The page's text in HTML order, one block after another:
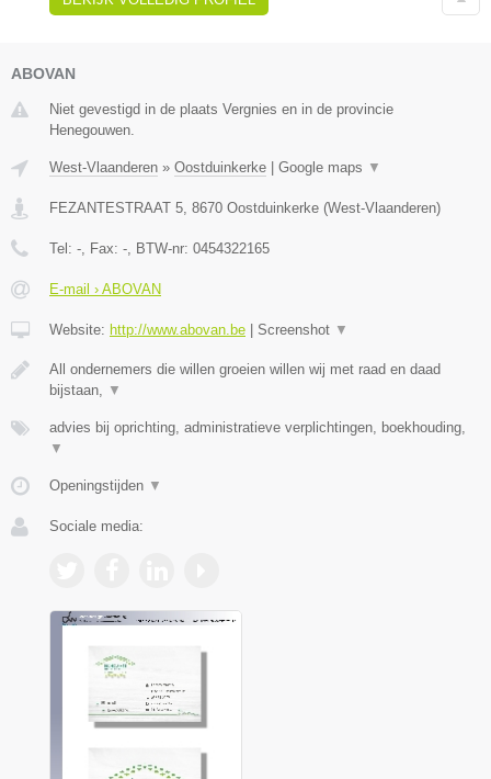
ABOVAN
Niet gevestigd in de plaats Vergnies en in de provincie
Henegouwen.
West-Vlaanderen » Oostduinkerke Google maps ▼
FEZANTESTRAAT 5, 8670 Oostduinkerke (West-Vlaanderen)
Tel: -, Fax: -, BTW-nr: 0454322165
E-mail › ABOVAN
Website: http://www.abovan.be Screenshot ▼
All ondernemers die willen groeien willen wij met raad en daad
bijstaan, ▼
advies bij oprichting, administratieve verplichtingen, boekhouding,
▼
Openingstijden ▼
Sociale media: